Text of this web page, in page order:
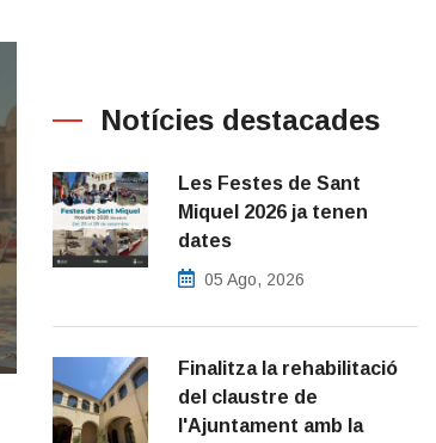
Notícies destacades
Les Festes de Sant
Miquel 2026 ja tenen
dates
05 Ago, 2026
Finalitza la rehabilitació
del claustre de
l'Ajuntament amb la